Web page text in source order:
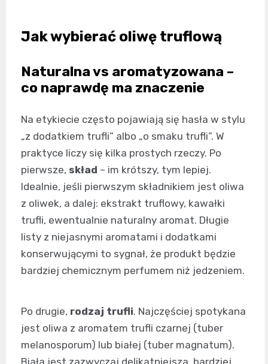
Jak wybierać oliwę truflową
Naturalna vs aromatyzowana –
co naprawdę ma znaczenie
Na etykiecie często pojawiają się hasła w stylu
„z dodatkiem trufli” albo „o smaku trufli”. W
praktyce liczy się kilka prostych rzeczy. Po
pierwsze, skład – im krótszy, tym lepiej.
Idealnie, jeśli pierwszym składnikiem jest oliwa
z oliwek, a dalej: ekstrakt truflowy, kawałki
trufli, ewentualnie naturalny aromat. Długie
listy z niejasnymi aromatami i dodatkami
konserwującymi to sygnał, że produkt będzie
bardziej chemicznym perfumem niż jedzeniem.
Po drugie, rodzaj trufli. Najczęściej spotykana
jest oliwa z aromatem trufli czarnej (tuber
melanosporum) lub białej (tuber magnatum).